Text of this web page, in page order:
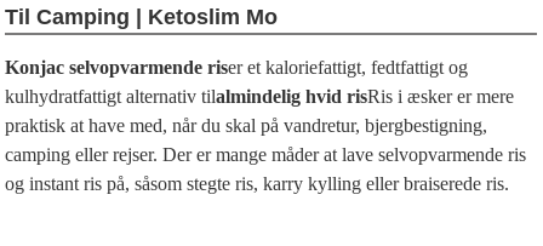
Til Camping | Ketoslim Mo
Konjac selvopvarmende riser et kaloriefattigt, fedtfattigt og
kulhydratfattigt alternativ tilalmindelig hvid risRis i æsker er mere
praktisk at have med, når du skal på vandretur, bjergbestigning,
camping eller rejser. Der er mange måder at lave selvopvarmende ris
og instant ris på, såsom stegte ris, karry kylling eller braiserede ris.